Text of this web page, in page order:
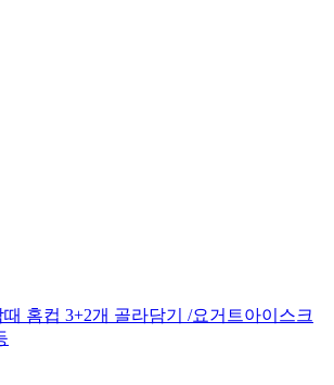
홈컵 3+2개 골라담기 /요거트아이스크